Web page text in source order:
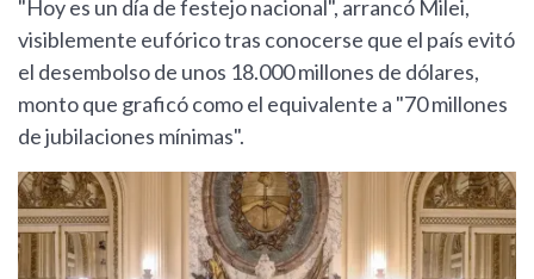
"Hoy es un día de festejo nacional", arrancó Milei,
visiblemente eufórico tras conocerse que el país evitó
el desembolso de unos 18.000 millones de dólares,
monto que graficó como el equivalente a "70 millones
de jubilaciones mínimas".